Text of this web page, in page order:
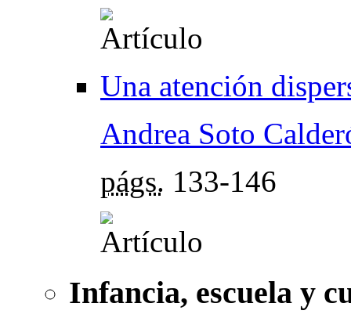
Una atención
Andrea Soto
págs. 133-146
Infancia, escuela y